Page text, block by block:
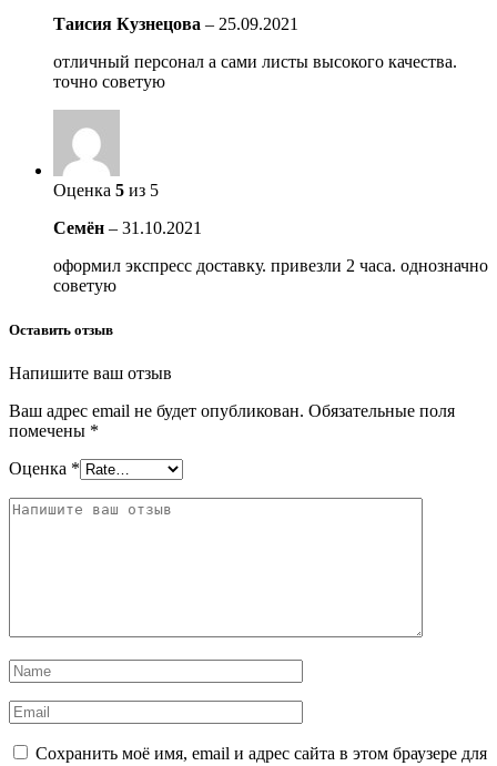
Таисия Кузнецова – 25.09.2021
отличный персонал а сами листы высокого качества.
точно советую
Оценка 5 из 5
Семён – 31.10.2021
оформил экспресс доставку. привезли 2 часа. однозначно
советую
Оставить отзыв
Напишите ваш отзыв
Ваш адрес email не будет опубликован. Обязательные поля
помечены *
Оценка *
Сохранить моё имя, email и адрес сайта в этом браузере для